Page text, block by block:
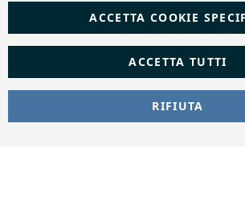
ACCETTA TUTTI
ACCETTA COOKIE
RIFIUTA